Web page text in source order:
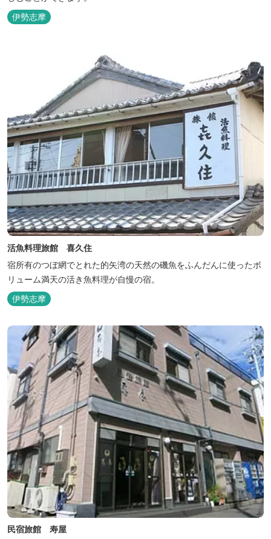
伊勢志摩
活魚料理旅館 喜久住
宿所有のつぼ網でとれた的矢湾の天然の磯魚をふんだんに使ったボ
リューム満天の活き魚料理が自慢の宿。
伊勢志摩
民宿旅館 寿屋